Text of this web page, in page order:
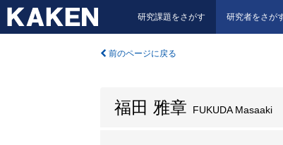
研究課題をさがす 研究者をさが
前のページに戻る
福田 雅章 FUKUDA Masaaki